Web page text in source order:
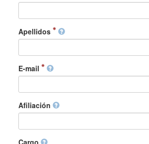
Apellidos
E-mail
Afiliación
Cargo